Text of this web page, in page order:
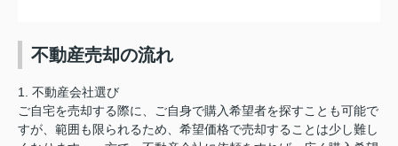
不動産売却の流れ
1. 不動産会社選び
ご自宅を売却する際に、ご自身で購入希望者を探すことも可能で
すが、範囲も限られるため、希望価格で売却することは少し難し